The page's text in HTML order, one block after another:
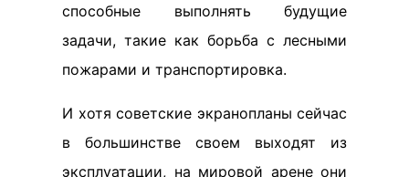
способные выполнять будущие
задачи, такие как борьба с лесными
пожарами и транспортировка.
И хотя советские экранопланы сейчас
в большинстве своем выходят из
эксплуатации, на мировой арене они